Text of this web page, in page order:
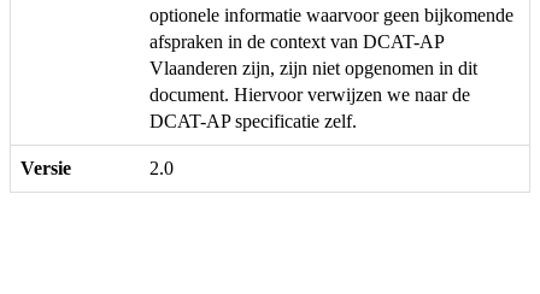
optionele informatie waarvoor geen bijkomende
afspraken in de context van DCAT-AP
Vlaanderen zijn, zijn niet opgenomen in dit
document. Hiervoor verwijzen we naar de
DCAT-AP specificatie zelf.
Versie 2.0